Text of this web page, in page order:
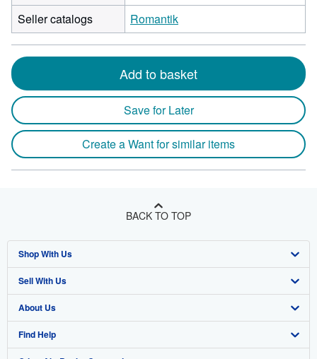
Seller catalogs
Romantik
Add to basket
Save for Later
Create a Want for similar items
BACK TO TOP
Shop With Us
Advanced Search
Browse Collections
My Account
Sell With Us
Start Selling
Join Our Affiliate Program
About Us
About AbeBooks
Find Help